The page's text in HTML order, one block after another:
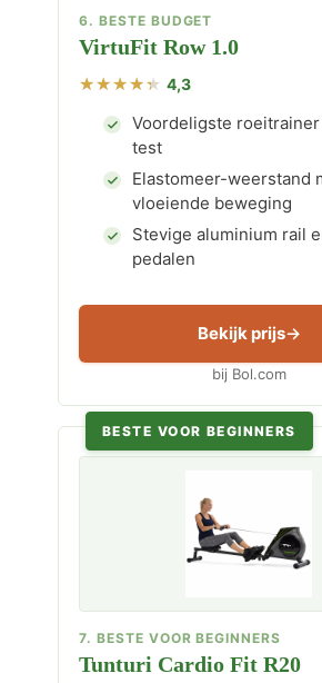
6. BESTE BUDGET
VirtuFit Row 1.0
4,3
Voordeligste
test
Elastomeer-weerstand
vloeiende beweging
Stevige aluminium rail
pedalen
Bekijk prijs
bij Bol.com
BESTE VOOR BEGINNERS
7. BESTE VOOR BEGINNERS
Tunturi Cardio Fit R20